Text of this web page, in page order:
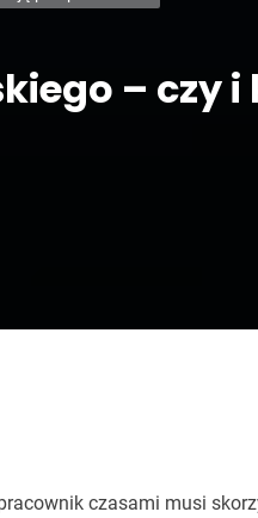
– czy
czasami musi